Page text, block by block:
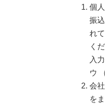
個
振
れ
く
入
ウ
会
を